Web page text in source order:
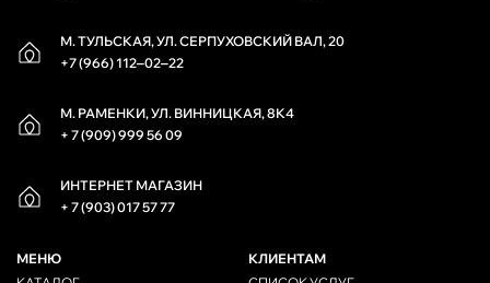
М. ТУЛЬСКАЯ, УЛ. СЕРПУХОВСКИЙ ВАЛ, 20
+7 (966) 112‒02‒22
М. РАМЕНКИ, УЛ. ВИННИЦКАЯ, 8К4
+ 7 (909) 999 56 09
ИНТЕРНЕТ МАГАЗИН
+ 7 (903) 017 57 77
МЕНЮ
КЛИЕНТАМ